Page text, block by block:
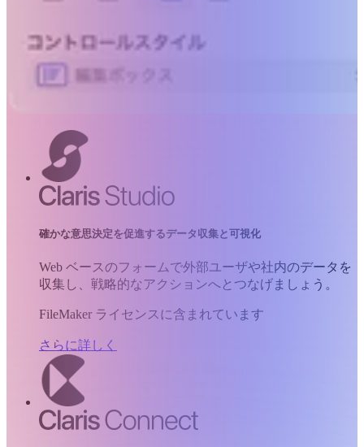
確かな意思決定を促進するデータ収集と可視化
Web ベースのフォームで外部ユーザや社内のデータを
収集し、戦略的なアクションへとつなげましょう。
FileMaker ライセンスに含まれています
さらに詳しく